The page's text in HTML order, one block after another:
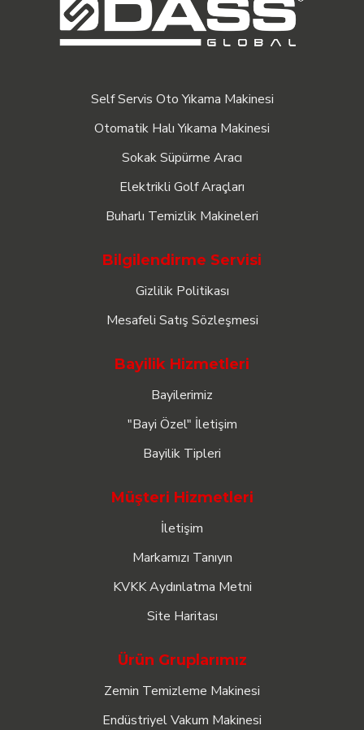
Self Servis Oto Yıkama Makinesi
Otomatik Halı Yıkama Makinesi
Sokak Süpürme Aracı
Elektrikli Golf Araçları
Buharlı Temizlik Makineleri
Bilgilendirme Servisi
Gizlilik Politikası
Mesafeli Satış Sözleşmesi
Bayilik Hizmetleri
Bayilerimiz
"Bayi Özel" İletişim
Bayilik Tipleri
Müşteri Hizmetleri
İletişim
Markamızı Tanıyın
KVKK Aydınlatma Metni
Site Haritası
Ürün Gruplarımız
Zemin Temizleme Makinesi
Endüstriyel Vakum Makinesi